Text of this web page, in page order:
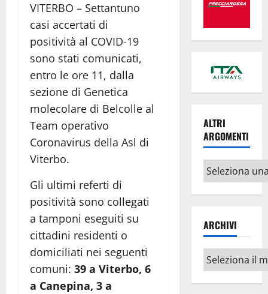
VITERBO – Settantuno
casi accertati di
positività al COVID-19
sono stati comunicati,
entro le ore 11, dalla
sezione di Genetica
molecolare di Belcolle al
Team operativo
Coronavirus della Asl di
Viterbo.
Gli ultimi referti di
positività sono collegati
a tamponi eseguiti su
cittadini residenti o
domiciliati nei seguenti
comuni: 39 a Viterbo, 6
a Canepina, 3 a
ALTRI
ARGOMENTI
Altri
argomenti
ARCHIVI
Archivi